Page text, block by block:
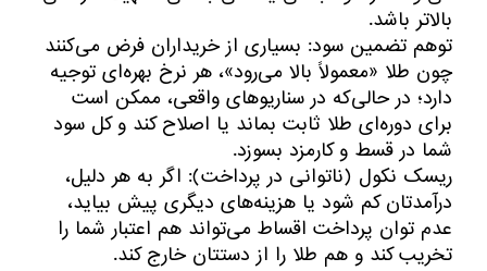
بالاتر باشد.
توهم تضمین سود: بسیاری از خریداران فرض می‌کنند
چون طلا «معمولاً بالا می‌رود»، هر نرخ بهره‌ای توجیه
دارد؛ در حالی‌که در سناریوهای واقعی، ممکن است
برای دوره‌ای طلا ثابت بماند یا اصلاح کند و کل سود
شما در قسط و کارمزد بسوزد.
ریسک نکول (ناتوانی در پرداخت): اگر به هر دلیل،
درآمدتان کم شود یا هزینه‌های دیگری پیش بیاید،
عدم توان پرداخت اقساط می‌تواند هم اعتبار شما را
تخریب کند و هم طلا را از دستتان خارج کند.